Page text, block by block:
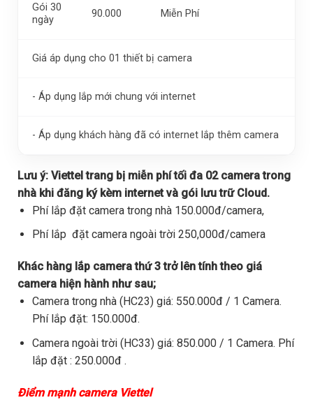
Gói 30
ngày
90.000 Miễn Phí
Giá áp dụng cho 01 thiết bị camera
- Áp dụng lắp mới chung với internet
- Áp dụng khách hàng đã có internet lắp thêm camera
Lưu ý: Viettel trang bị miễn phí tối đa 02 camera trong
nhà khi đăng ký kèm internet và gói lưu trữ Cloud.
Phí lắp đặt camera trong nhà 150.000đ/camera,
Phí lắp đặt camera ngoài trời 250,000đ/camera
Khác hàng lắp camera thứ 3 trở lên tính theo giá
camera hiện hành như sau;
Camera trong nhà (HC23) giá: 550.000đ / 1 Camera.
Phí lắp đặt: 150.000đ.
Camera ngoài trời (HC33) giá: 850.000 / 1 Camera. Phí
lắp đặt : 250.000đ .
Điểm mạnh camera Viettel